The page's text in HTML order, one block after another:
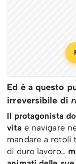
Ed è a questo
irreversibile di
Il protagonista
vita e navigare
mandare a rotoli
di duro lavoro…